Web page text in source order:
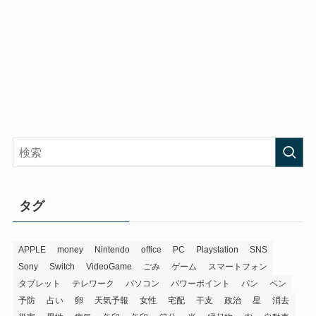
タグ
APPLE money Nintendo office PC Playstation
SNS
Sony
Switch VideoGame ごみ ゲーム
スマートフォン
タブレット
テレワーク パソコン パワーポイント パン
ペン
予防
占い 卵 天気予報 女性 宅配 干支 政治 星
消去